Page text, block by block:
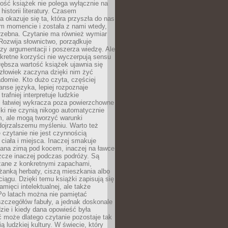
książek nie polega wyłącznie na
literatury. Czasem
okazuje się ta, która przyszła do nas
momencie i została z nami wtedy,
Czytanie ma również wymiar
słownictwo, porządkuje
argumentacji i poszerza wiedzę. Ale
korzyści nie wyczerpują sensu
wartość książek ujawnia się
zaczyna dzięki nim żyć
Kto dużo czyta, częściej
języka, lepiej rozpoznaje
interpretuje ludzkie
wykracza poza powierzchowne
nie czynią nikogo automatycznie
ale mogą tworzyć warunki
myśleniu. Warto też
czytanie nie jest czynnością
ciała i miejsca. Inaczej smakuje
zimą pod kocem, inaczej na ławce
inaczej podczas podróży. Są
z konkretnymi zapachami,
herbaty, ciszą mieszkania albo
Dzięki temu książki zapisują się
intelektualnej, ale także
latach można nie pamiętać
fabuły, a jednak doskonale
i kiedy dana opowieść była
może dlatego czytanie pozostaje tak
ludzkiej kultury. W świecie, który